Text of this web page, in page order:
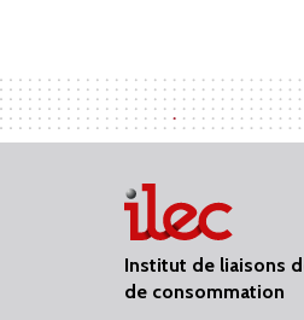
Institut de liaisons
de consommation